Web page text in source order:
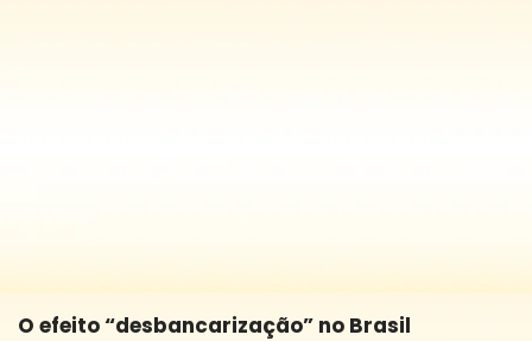
O efeito “desbancarização” no Brasil